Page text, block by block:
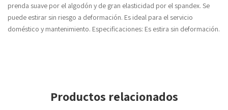
prenda suave por el algodón y de gran elasticidad por el spandex. Se
puede estirar sin riesgo a deformación. Es ideal para el servicio
doméstico y mantenimiento. Especificaciones: Es estira sin deformación.
Productos relacionados